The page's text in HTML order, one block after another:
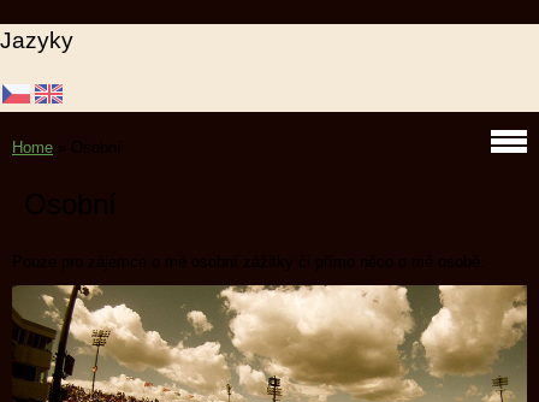
Jazyky
Home Osobní
Osobní
Pouze pro zájemce o mé osobní zážitky či přímo něco o mé osobě.